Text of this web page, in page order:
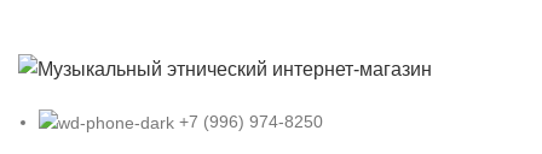
+7 (996) 974-8250